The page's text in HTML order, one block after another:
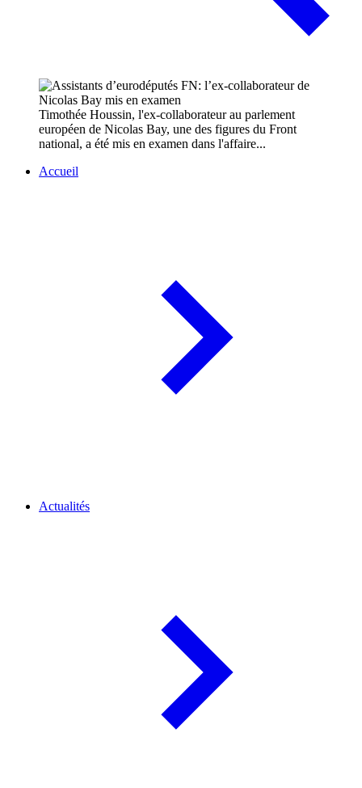
Timothée Houssin, l'ex-collaborateur au parlement
européen de Nicolas Bay, une des figures du Front
national, a été mis en examen dans l'affaire...
Accueil
Actualités